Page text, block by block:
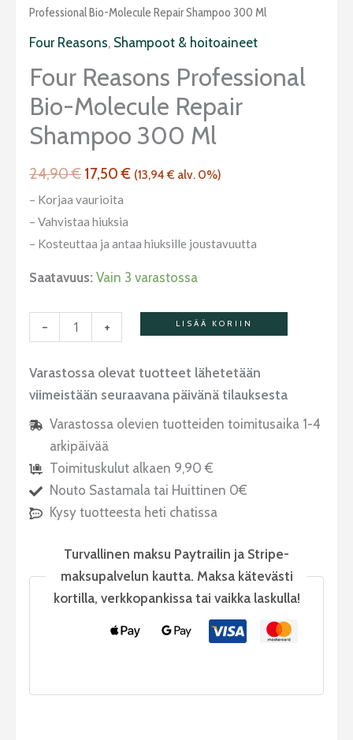
Professional Bio-Molecule Repair Shampoo 300 Ml
Four Reasons, Shampoot & hoitoaineet
Four Reasons Professional
Bio-Molecule Repair
Shampoo 300 Ml
24,90€
hinta
17,50€
hinta
17,50 €.
(13,94€ alv. 0%)
– Korjaa vaurioita
– Vahvistaa hiuksia
– Kosteuttaa ja antaa hiuksille joustavuutta
Saatavuus: Vain 3 varastossa
-
Reasons
Professional
Molecule
Repair
Shampoo
300
ml
+ LISÄÄ KORIIN
Varastossa olevat tuotteet lähetetään
viimeistään seuraavana päivänä tilauksesta
Varastossa olevien tuotteiden toimitusaika 1-4
arkipäivää
Toimituskulut alkaen 9,90 €
Nouto Sastamala tai Huittinen 0€
Kysy tuotteesta heti chatissa
Turvallinen maksu Paytrailin ja Stripe-
maksupalvelun kautta. Maksa kätevästi
kortilla, verkkopankissa tai vaikka laskulla!